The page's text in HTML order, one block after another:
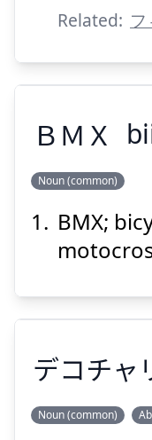
Suspend
Related:
Ｂ Ｍ Ｘ
Noun (common)
BMX;
デコチャ
Noun (common)